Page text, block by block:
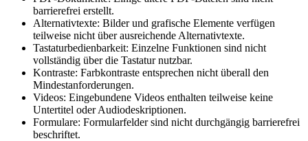
barrierefrei erstellt.
Alternativtexte: Bilder und grafische Elemente verfügen
teilweise nicht über ausreichende Alternativtexte.
Tastaturbedienbarkeit: Einzelne Funktionen sind nicht
vollständig über die Tastatur nutzbar.
Kontraste: Farbkontraste entsprechen nicht überall den
Mindestanforderungen.
Videos: Eingebundene Videos enthalten teilweise keine
Untertitel oder Audiodeskriptionen.
Formulare: Formularfelder sind nicht durchgängig barrierefrei
beschriftet.